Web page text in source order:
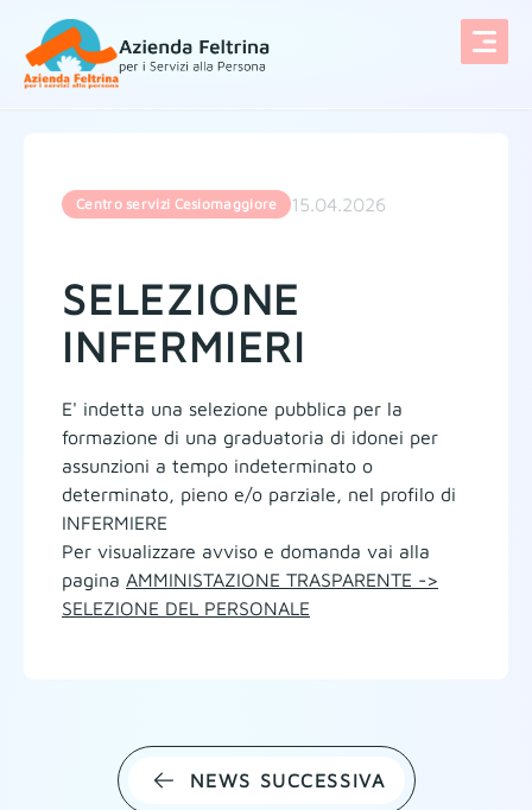
Centro servizi Cesiomaggiore 15.04.2026
SELEZIONE
INFERMIERI
E' indetta una selezione pubblica per la
formazione di una graduatoria di idonei per
assunzioni a tempo indeterminato o
determinato, pieno e/o parziale, nel profilo di
INFERMIERE
Per visualizzare avviso e domanda vai alla
pagina AMMINISTAZIONE TRASPARENTE ->
SELEZIONE DEL PERSONALE
NEWS SUCCESSIVA